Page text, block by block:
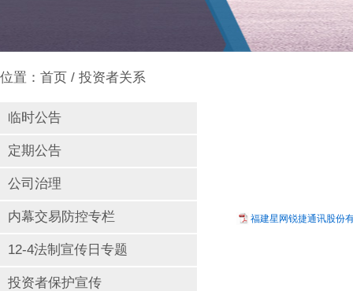
位置： 首页 / 投资者关系
临时公告
定期公告
公司治理
内幕交易防控专栏
12-4法制宣传日专题
投资者保护宣传
福建星网锐捷通讯股份